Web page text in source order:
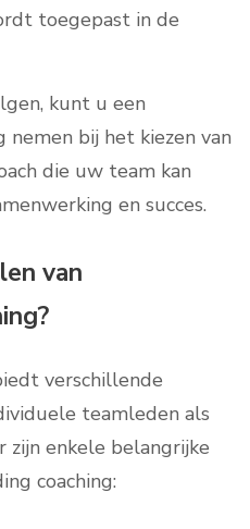
toegepast in de
kunt u een
bij het kiezen van
die uw team kan
en succes.
van
verschillende
teamleden als
zijn enkele belangrijke
coaching: